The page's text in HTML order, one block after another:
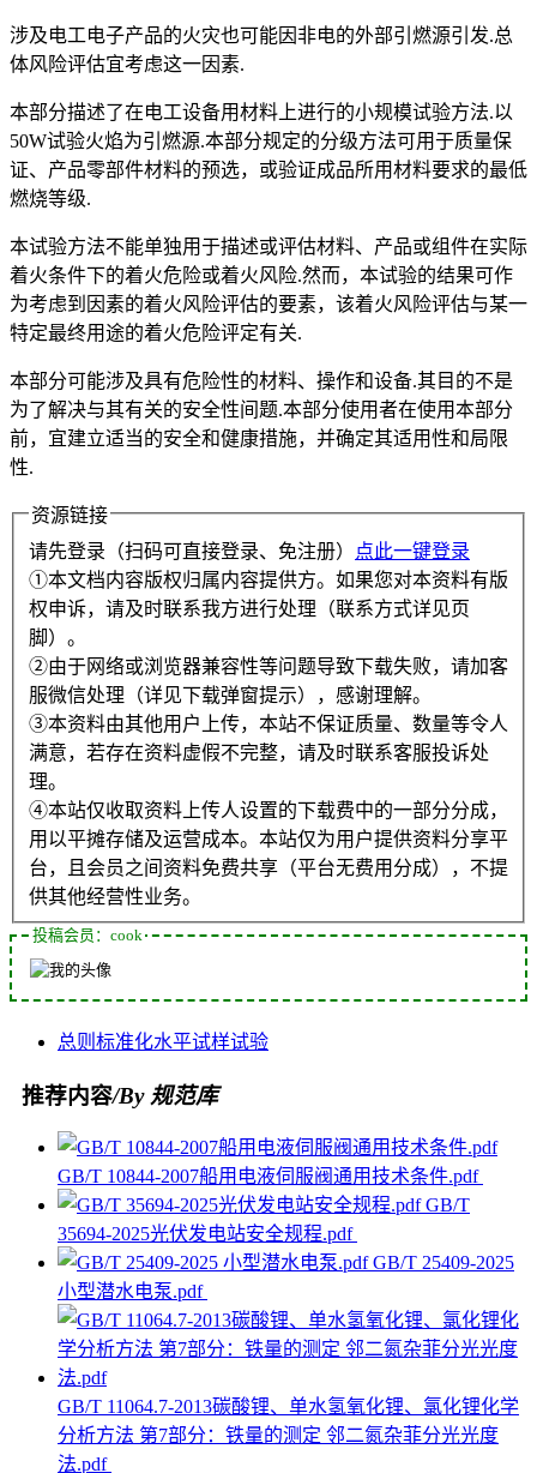
涉及电工电子产品的火灾也可能因非电的外部引燃源引发.总
体风险评估宜考虑这一因素.
本部分描述了在电工设备用材料上进行的小规模试验方法.以
50W试验火焰为引燃源.本部分规定的分级方法可用于质量保
证、产品零部件材料的预选，或验证成品所用材料要求的最低
燃烧等级.
本试验方法不能单独用于描述或评估材料、产品或组件在实际
着火条件下的着火危险或着火风险.然而，本试验的结果可作
为考虑到因素的着火风险评估的要素，该着火风险评估与某一
特定最终用途的着火危险评定有关.
本部分可能涉及具有危险性的材料、操作和设备.其目的不是
为了解决与其有关的安全性间题.本部分使用者在使用本部分
前，宜建立适当的安全和健康措施，并确定其适用性和局限
性.
资源链接
请先登录（扫码可直接登录、免注册）
点此一键登录
①本文档内容版权归属内容提供方。如果您对本资料有版
权申诉，请及时联系我方进行处理（联系方式详见页
脚）。
②由于网络或浏览器兼容性等问题导致下载失败，请加客
服微信处理（详见下载弹窗提示），感谢理解。
③本资料由其他用户上传，本站不保证质量、数量等令人
满意，若存在资料虚假不完整，请及时联系客服投诉处
理。
④本站仅收取资料上传人设置的下载费中的一部分分成，
用以平摊存储及运营成本。本站仅为用户提供资料分享平
台，且会员之间资料免费共享（平台无费用分成），不提
供其他经营性业务。
投稿会员：cook
总则 标准化水平试样试验
推荐内容/By 规范库
GB/T 10844-2007船用电液伺服阀通用技术条件.pdf
GB/T
35694-2025光伏发电站安全规程.pdf
GB/T 25409-2025
小型潜水电泵.pdf
GB/T 11064.7-2013碳酸锂、单水氢氧化锂、氯化锂化学
分析方法 第7部分：铁量的测定 邻二氮杂菲分光光度
法.pdf